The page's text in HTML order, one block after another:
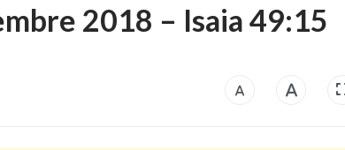
2018 – Isaia 49:15